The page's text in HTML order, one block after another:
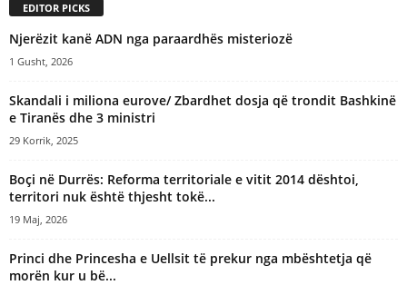
EDITOR PICKS
Njerëzit kanë ADN nga paraardhës misteriozë
1 Gusht, 2026
Skandali i miliona eurove/ Zbardhet dosja që trondit Bashkinë
e Tiranës dhe 3 ministri
29 Korrik, 2025
Boçi në Durrës: Reforma territoriale e vitit 2014 dështoi,
territori nuk është thjesht tokë...
19 Maj, 2026
Princi dhe Princesha e Uellsit të prekur nga mbështetja që
morën kur u bë...